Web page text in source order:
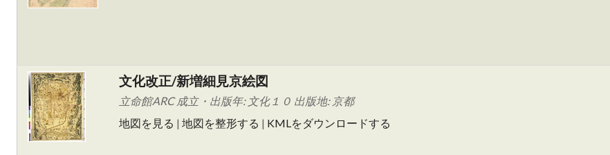
文化改正/新増細見京絵図
立命館ARC 成立・出版年: 文化１０ 出版地: 京都
地図を見る | 地図を整形する | KMLをダウンロードする